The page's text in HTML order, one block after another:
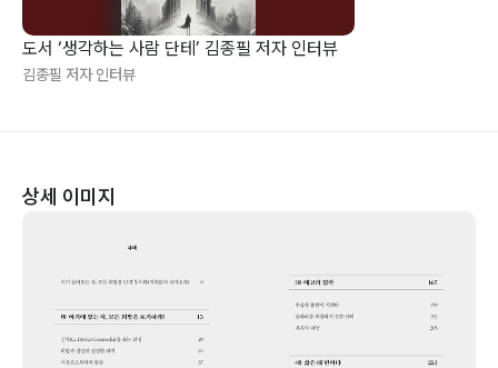
도서 ‘생각하는 사람 단테’ 김종필 저자 인터뷰
김종필 저자 인터뷰
상세 이미지